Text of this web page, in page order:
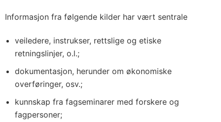
Informasjon fra følgende kilder har vært sentrale
veiledere, instrukser, rettslige og etiske
retningslinjer, o.l.;
dokumentasjon, herunder om økonomiske
overføringer, osv.;
kunnskap fra fagseminarer med forskere og
fagpersoner;